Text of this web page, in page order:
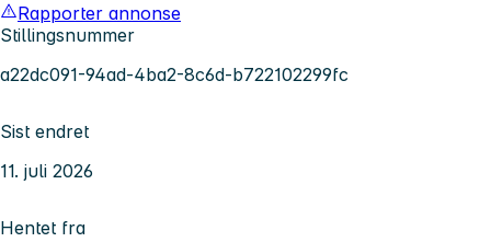
Rapporter annonse
Stillingsnummer
a22dc091-94ad-4ba2-8c6d-b722102299fc
Sist endret
11. juli 2026
Hentet fra